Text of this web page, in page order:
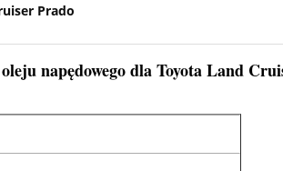
Prado
napędowego dla Toyota Land